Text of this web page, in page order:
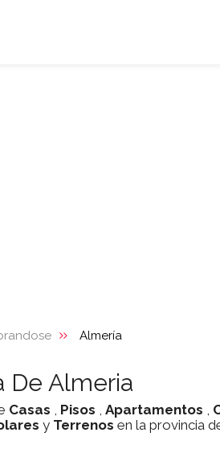
Almería
De Almeria
Casas , Pisos , Apartamentos ,
y Terrenos en la provincia